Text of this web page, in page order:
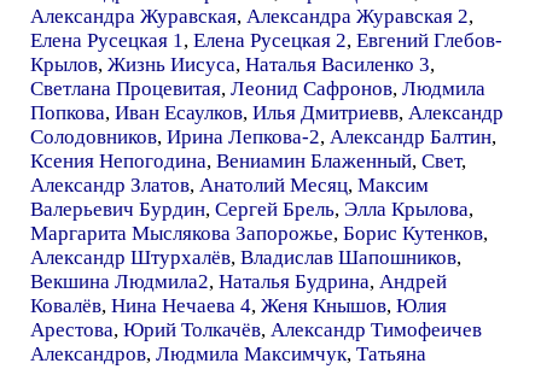
Александра Журавская, Александра Журавская 2,
Елена Русецкая 1, Елена Русецкая 2, Евгений Глебов-
Крылов, Жизнь Иисуса, Наталья Василенко 3,
Светлана Процевитая, Леонид Сафронов, Людмила
Попкова, Иван Есаулков, Илья Дмитриевв, Александр
Солодовников, Ирина Лепкова-2, Александр Балтин,
Ксения Непогодина, Вениамин Блаженный, Свет,
Александр Златов, Анатолий Месяц, Максим
Валерьевич Бурдин, Сергей Брель, Элла Крылова,
Маргарита Мыслякова Запорожье, Борис Кутенков,
Александр Штурхалёв, Владислав Шапошников,
Векшина Людмила2, Наталья Будрина, Андрей
Ковалёв, Нина Нечаева 4, Женя Кнышов, Юлия
Арестова, Юрий Толкачёв, Александр Тимофеичев
Александров, Людмила Максимчук, Татьяна